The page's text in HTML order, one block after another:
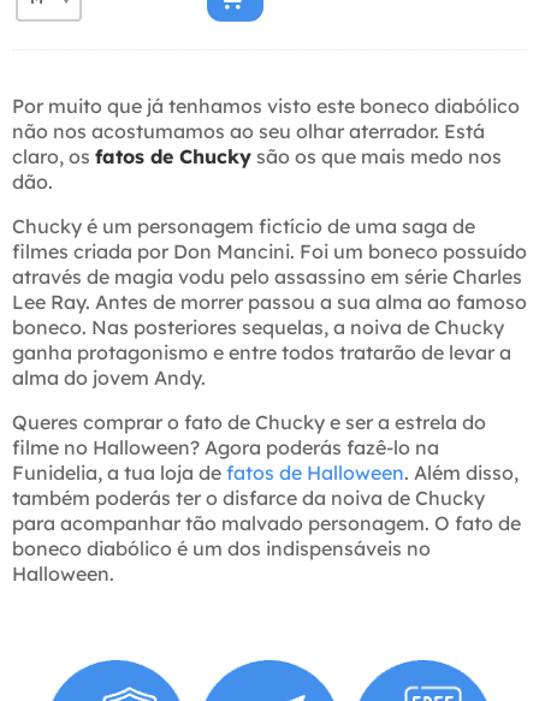
Por muito que já tenhamos visto este boneco diabólico
não nos acostumamos ao seu olhar aterrador. Está
claro, os fatos de Chucky são os que mais medo nos
dão.
Chucky é um personagem fictício de uma saga de
filmes criada por Don Mancini. Foi um boneco possuído
através de magia vodu pelo assassino em série Charles
Lee Ray. Antes de morrer passou a sua alma ao famoso
boneco. Nas posteriores sequelas, a noiva de Chucky
ganha protagonismo e entre todos tratarão de levar a
alma do jovem Andy.
Queres comprar o fato de Chucky e ser a estrela do
filme no Halloween? Agora poderás fazê-lo na
Funidelia, a tua loja de fatos de Halloween. Além disso,
também poderás ter o disfarce da noiva de Chucky
para acompanhar tão malvado personagem. O fato de
boneco diabólico é um dos indispensáveis no
Halloween.